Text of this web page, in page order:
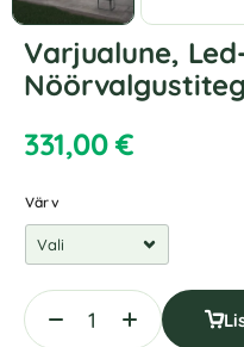
Varjualune,
331,00€
Värv